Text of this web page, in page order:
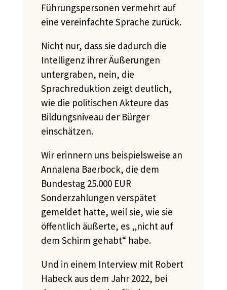
Führungspersonen vermehrt auf
eine vereinfachte Sprache zurück.
Nicht nur, dass sie dadurch die
Intelligenz ihrer Äußerungen
untergraben, nein, die
Sprachreduktion zeigt deutlich,
wie die politischen Akteure das
Bildungsniveau der Bürger
einschätzen.
Wir erinnern uns beispielsweise an
Annalena Baerbock, die dem
Bundestag 25.000 EUR
Sonderzahlungen verspätet
gemeldet hatte, weil sie, wie sie
öffentlich äußerte, es „nicht auf
dem Schirm gehabt“ habe.
Und in einem Interview mit Robert
Habeck aus dem Jahr 2022, bei